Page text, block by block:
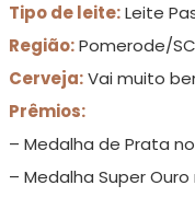
Tipo de leite:Leite
Região:Pomerode/SC
Cerveja:Vai muito
Prêmios:
– Medalha de Prata
– Medalha Super Ouro